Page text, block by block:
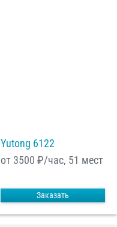
Yutong 6122
от 3500 ₽/час, 51 мест
Заказать